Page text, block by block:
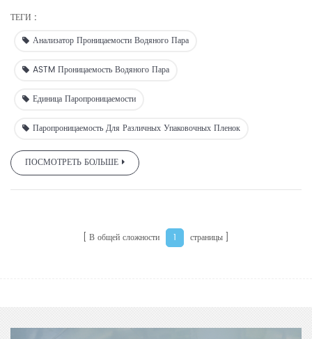
пропускания водяного пара для материалов с низкой, средней и высокой
пароизоляцией по принципу гравиметрического метода.
ТЕГИ :
Анализатор Проницаемости Водяного Пара
ASTM Проницаемость Водяного Пара
Единица Паропроницаемости
Паропроницаемость Для Различных Упаковочных Пленок
ПОСМОТРЕТЬ БОЛЬШЕ
В общей сложности 1 страницы